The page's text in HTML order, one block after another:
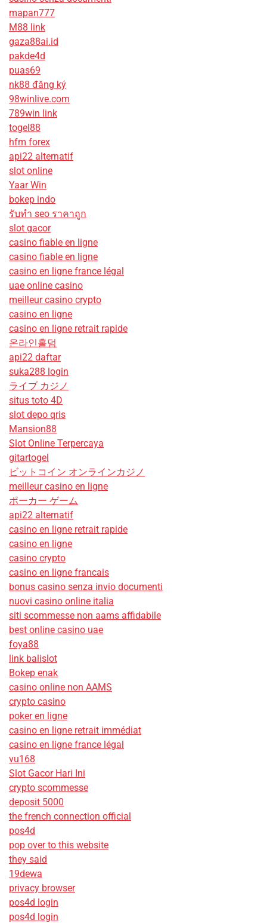
mapan777
M88 link
gaza88ai.id
pakde4d
puas69
nk88 đăng ký
98winlive.com
789win link
togel88
hfm forex
api22 alternatif
slot online
Yaar Win
bokep indo
รับทํา seo ราคาถูก
slot gacor
casino fiable en ligne
casino fiable en ligne
casino en ligne france légal
uae online casino
meilleur casino crypto
casino en ligne
casino en ligne retrait rapide
온라인홀덤
api22 daftar
suka288 login
ライブ カジノ
situs toto 4D
slot depo qris
Mansion88
Slot Online Terpercaya
gitartogel
ビットコイン オンラインカジノ
meilleur casino en ligne
ポーカー ゲーム
api22 alternatif
casino en ligne retrait rapide
casino en ligne
casino crypto
casino en ligne francais
bonus casino senza invio documenti
nuovi casino online italia
siti scommesse non aams affidabile
best online casino uae
foya88
link balislot
Bokep enak
casino online non AAMS
crypto casino
poker en ligne
casino en ligne retrait immédiat
casino en ligne france légal
vu168
Slot Gacor Hari Ini
crypto scommesse
deposit 5000
the french connection official
pos4d
pop over to this website
they said
19dewa
privacy browser
pos4d login
pos4d login